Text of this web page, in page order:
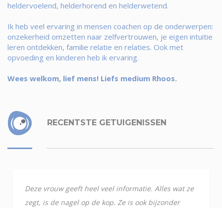
heldervoelend, helderhorend en helderwetend.
Ik heb veel ervaring in mensen coachen op de onderwerpen:
onzekerheid omzetten naar zelfvertrouwen, je eigen intuitie
leren ontdekken, familie relatie en relaties. Ook met
opvoeding en kinderen heb ik ervaring.
Wees welkom, lief mens! Liefs medium Rhoos.
RECENTSTE GETUIGENISSEN
Deze vrouw geeft heel veel informatie. Alles wat ze
zegt, is de nagel op de kop. Ze is ook bijzonder